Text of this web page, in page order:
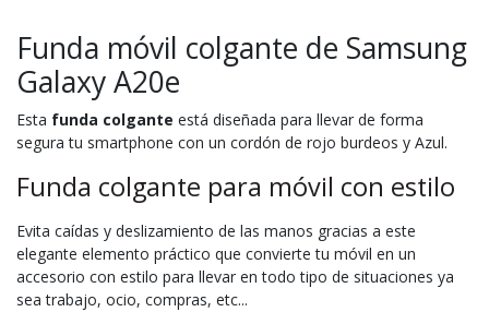
Funda móvil colgante de Samsung
Galaxy A20e
Esta funda colgante está diseñada para llevar de forma
segura tu smartphone con un cordón de rojo burdeos y Azul.
Funda colgante para móvil con estilo
Evita caídas y deslizamiento de las manos gracias a este
elegante elemento práctico que convierte tu móvil en un
accesorio con estilo para llevar en todo tipo de situaciones ya
sea trabajo, ocio, compras, etc...